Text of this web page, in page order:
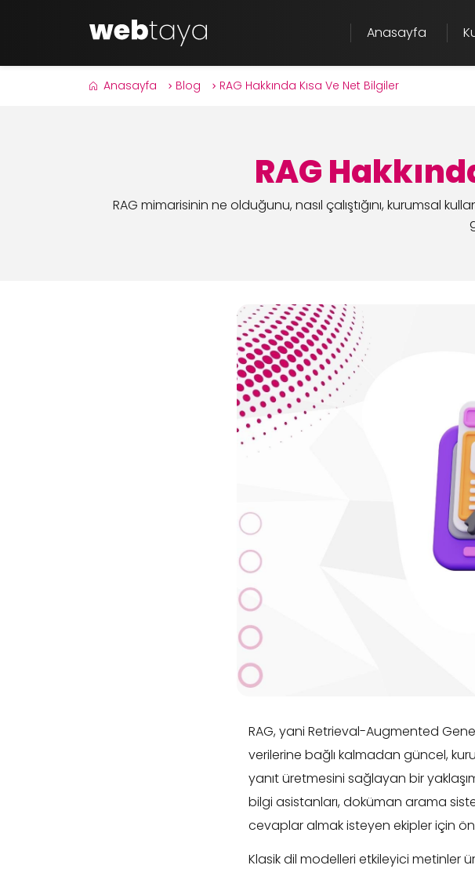
Anasayfa
Anasayfa Blog RAG Hakkında Kısa Ve Net Bilgiler
RAG
RAG mimarisinin ne olduğunu, nasıl çalıştığını, kurumsal
RAG, yani Retrieval-Augmented
verilerine bağlı kalmadan güncel,
yanıt üretmesini sağlayan bir
bilgi asistanları, doküman arama
cevaplar almak isteyen ekipler için
Klasik dil modelleri etkileyici metinler